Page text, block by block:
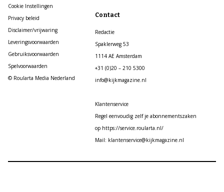
Cookie Instellingen
Privacy beleid
Disclaimer/vrijwaring
Leveringsvoorwaarden
Gebruiksvoorwaarden
Spelvoorwaarden
© Roularta Media Nederland
Contact
Redactie
Spaklerweg 53
1114 AE Amsterdam
+31 (0)20 – 210 5300
info@kijkmagazine.nl
Klantenservice
Regel eenvoudig zelf je abonnementszaken
op https://service.roularta.nl/
Mail: klantenservice@kijkmagazine.nl